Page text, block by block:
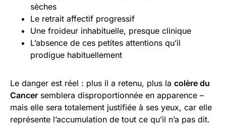
sèches
Le retrait affectif progressif
Une froideur inhabituelle, presque clinique
L’absence de ces petites attentions qu’il
prodigue habituellement
Le danger est réel : plus il a retenu, plus la colère du
Cancer semblera disproportionnée en apparence –
mais elle sera totalement justifiée à ses yeux, car elle
représente l’accumulation de tout ce qu’il n’a pas dit.